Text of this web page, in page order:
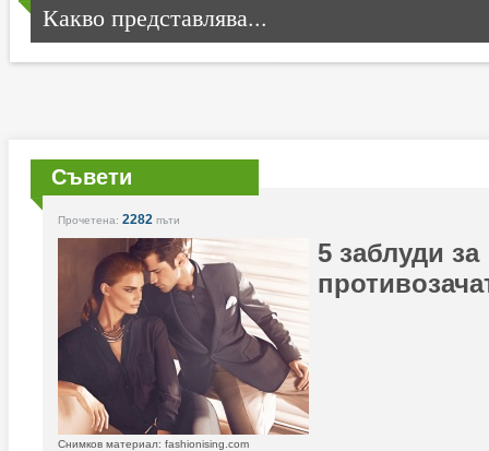
Какво представлява...
Съвети
Прочетена: 2282 пъти
5 заблуди за
Снимков материал: fashionising.com